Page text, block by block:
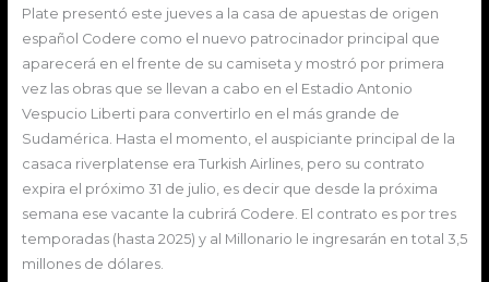
Plate presentó este jueves a la casa de apuestas de origen
español Codere como el nuevo patrocinador principal que
aparecerá en el frente de su camiseta y mostró por primera
vez las obras que se llevan a cabo en el Estadio Antonio
Vespucio Liberti para convertirlo en el más grande de
Sudamérica. Hasta el momento, el auspiciante principal de la
casaca riverplatense era Turkish Airlines, pero su contrato
expira el próximo 31 de julio, es decir que desde la próxima
semana ese vacante la cubrirá Codere. El contrato es por tres
temporadas (hasta 2025) y al Millonario le ingresarán en total 3,5
millones de dólares.